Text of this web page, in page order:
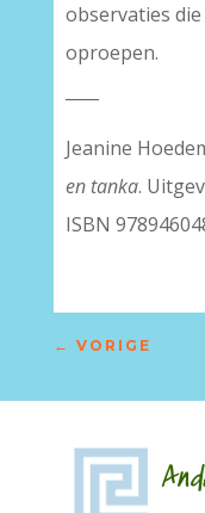
observaties
oproepen.
Jeanine
en tanka.
ISBN
← VORIGE